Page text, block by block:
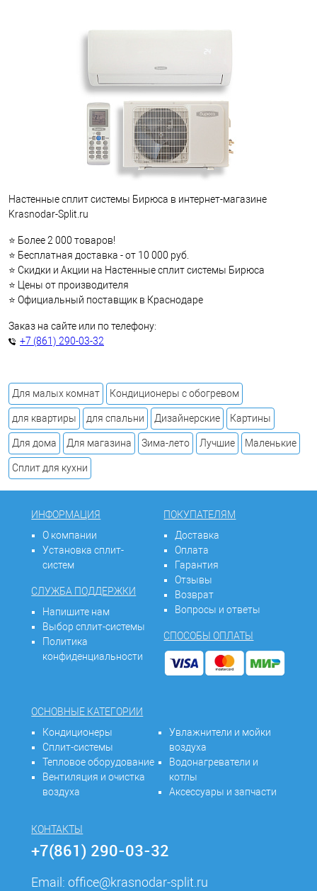
Настенные сплит системы Бирюса в интернет-магазине
Krasnodar-Split.ru
⭐ Более 2 000 товаров!
⭐ Бесплатная доставка - от 10 000 руб.
⭐ Скидки и Акции на Настенные сплит системы Бирюса
⭐ Цены от производителя
⭐ Официальный поставщик в Краснодаре
Заказ на сайте или по телефону:
+7 (861) 290-03-32
Для малых комнат Кондиционеры с обогревом
для квартиры для спальни Дизайнерские Картины
Для дома Для магазина Зима-лето Лучшие Маленькие
Сплит для кухни
ИНФОРМАЦИЯ
О компании
Установка сплит-
систем
СЛУЖБА ПОДДЕРЖКИ
Напишите нам
Выбор сплит-системы
Политика
конфиденциальности
ПОКУПАТЕЛЯМ
Доставка
Оплата
Гарантия
Отзывы
Возврат
Вопросы и ответы
СПОСОБЫ ОПЛАТЫ
ОСНОВНЫЕ КАТЕГОРИИ
Кондиционеры
Сплит-системы
Тепловое оборудование
Вентиляция и очистка
воздуха
Увлажнители и мойки
воздуха
Водонагреватели и
котлы
Аксессуары и запчасти
КОНТАКТЫ
+7(861) 290-03-32
Email:office@krasnodar-split.ru